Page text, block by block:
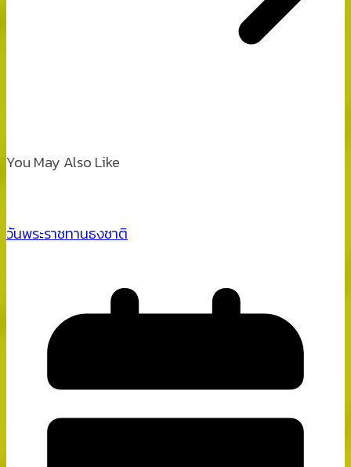
You May Also Like
วันพระราชทานธงชาติ